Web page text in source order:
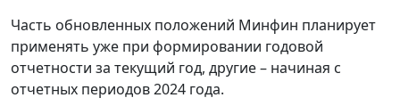
Часть обновленных положений Минфин планирует
применять уже при формировании годовой
отчетности за текущий год, другие – начиная с
отчетных периодов 2024 года.